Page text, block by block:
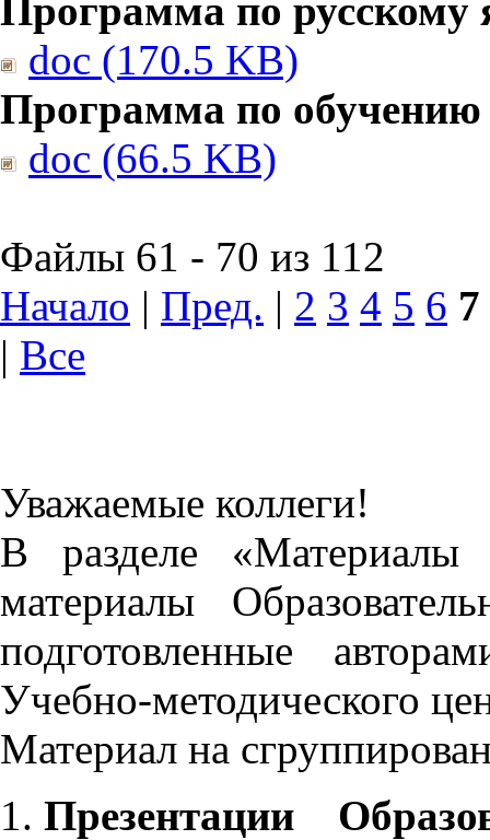
Программа по русскому
doc (170.5 KB)
Программа по обучению
doc (66.5 KB)
Файлы 61 - 70 из 112
Начало | Пред. | 2 3 4 5 6 7
| Все
Уважаемые коллеги!
В разделе «Материалы
материалы
подготовленные
Учебно-методического
Материал на
Презентации